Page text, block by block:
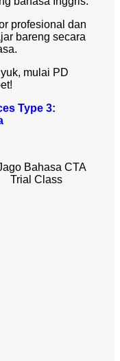
profesional dan
bareng secara
mulai PD
Type 3: